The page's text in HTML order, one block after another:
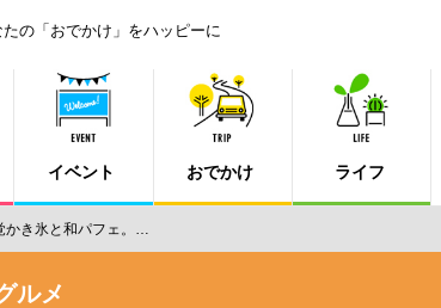
の「おでかけ」をハッピーに
イベント おでかけ ライフ
かき氷と和パフェ。…
ルメ